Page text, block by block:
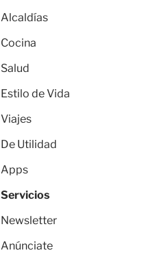
Alcaldías
Cocina
Salud
Estilo de Vida
Viajes
De Utilidad
Apps
Servicios
Newsletter
Anúnciate